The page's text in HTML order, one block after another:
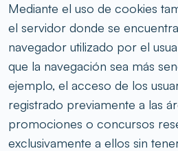
Mediante el uso de cookies
el servidor donde se
navegador utilizado por el
que la navegación sea más
ejemplo, el acceso de los
registrado previamente a las
promociones o concursos
exclusivamente a ellos sin